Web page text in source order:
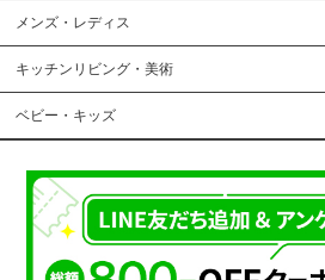
メンズ・レディス
キッチンリビング・美術
ベビー・キッズ